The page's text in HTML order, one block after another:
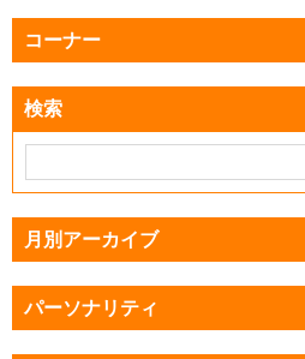
コーナー
検索
月別アーカイブ
パーソナリティ